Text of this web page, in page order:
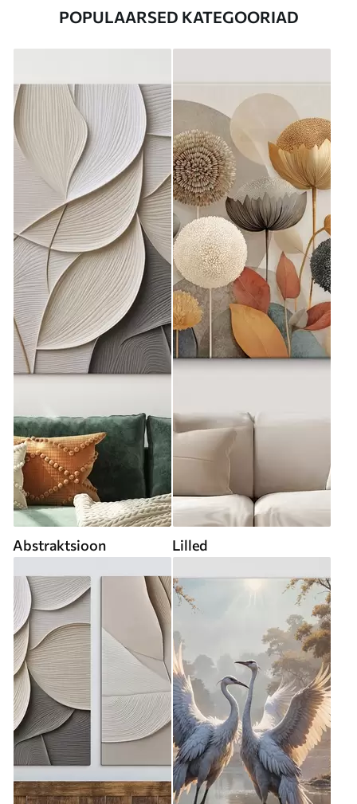
POPULAARSED KATEGOORIAD
Abstraktsioon Lilled